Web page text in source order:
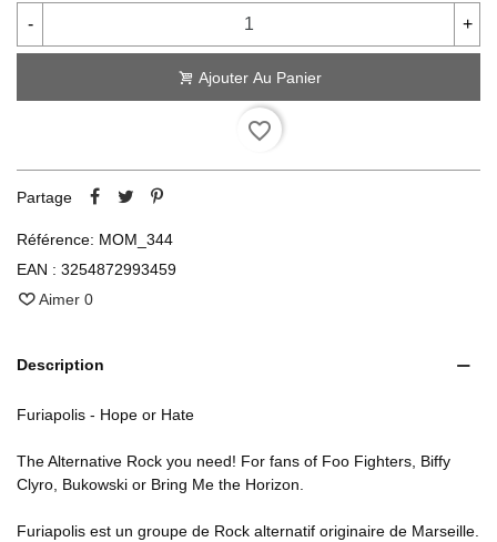
- +
Ajouter Au Panier
favorite_border
Partage
Référence: MOM_344
EAN : 3254872993459
Aimer 0
Description
Furiapolis - Hope or Hate
The Alternative Rock you need! For fans of Foo Fighters, Biffy
Clyro, Bukowski or Bring Me the Horizon.
Furiapolis est un groupe de Rock alternatif originaire de Marseille.